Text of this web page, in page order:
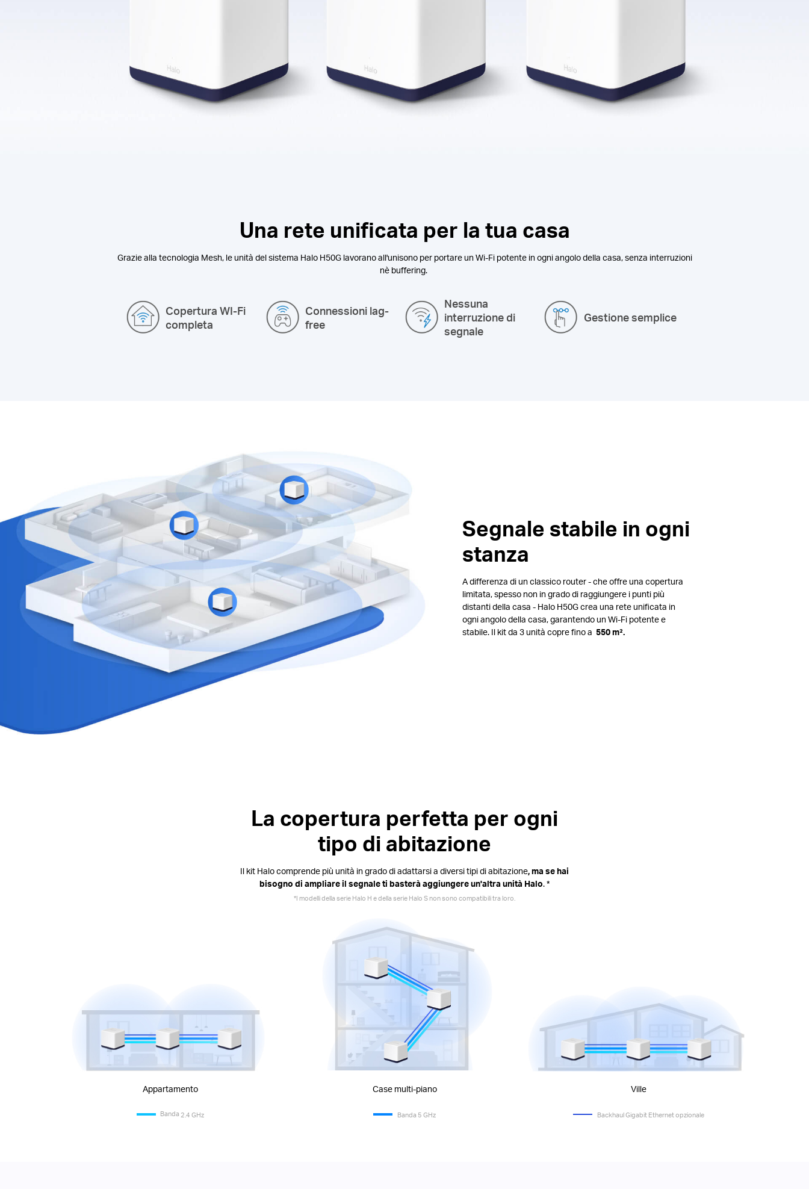
Una rete unificata per la tua casa
Grazie alla tecnologia Mesh, le unità del sistema Halo H50G lavorano all'unisono per portare un Wi-Fi potente in ogni angolo della casa, senza interruzioni
nè buffering.
Copertura WI-Fi
completa
Connessioni lag-
free
Nessuna
interruzione di
segnale
Gestione semplice
Segnale stabile in ogni
stanza
A differenza di un classico router - che offre una copertura
limitata, spesso non in grado di raggiungere i punti più
distanti della casa - Halo H50G crea una rete unificata in
ogni angolo della casa, garantendo un Wi-Fi potente e
stabile. Il kit da 3 unità copre fino a 550 m².
La copertura perfetta per ogni
tipo di abitazione
Il kit Halo comprende più unità in grado di adattarsi a diversi tipi di abitazione, ma se hai
bisogno di ampliare il segnale ti basterà aggiungere un'altra unità Halo. *
*I modelli della serie Halo H e della serie Halo S non sono compatibili tra loro.
Appartamento Case multi-piano Ville
Banda 2.4 GHz Banda 5 GHz Backhaul Gigabit Ethernet opzionale